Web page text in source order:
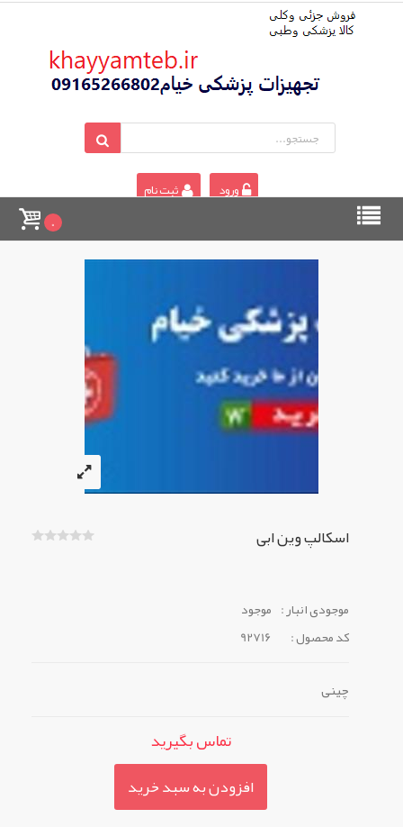
ورود ثبت نام
0
اسکالپ وین ابی
موجودی انبار : موجود
کد محصول :
92716
چینی
تماس بگیرید
افزودن به سبد خرید